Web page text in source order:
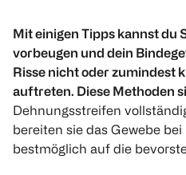
Mit einigen Tipps kannst
vorbeugen und dein
Risse nicht oder zumindest
auftreten. Diese Methoden
Dehnungsstreifen
bereiten sie das Gewebe
bestmöglich auf die